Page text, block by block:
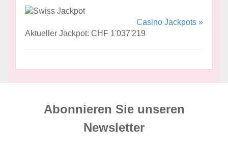
Casino Jackpots »
Aktueller Jackpot: CHF 1'037'219
Abonnieren Sie unseren
News­letter